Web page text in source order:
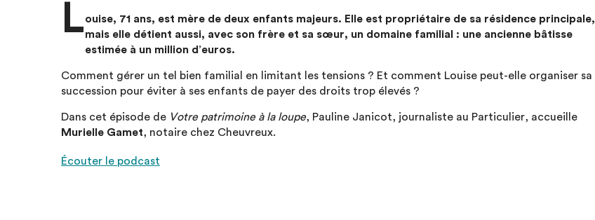
Louise, 71 ans, est mère de deux enfants majeurs. Elle est propriétaire de sa résidence principale,
mais elle détient aussi, avec son frère et sa sœur, un domaine familial : une ancienne bâtisse
estimée à un million d’euros.
Comment gérer un tel bien familial en limitant les tensions ? Et comment Louise peut-elle organiser sa
succession pour éviter à ses enfants de payer des droits trop élevés ?
Dans cet épisode de Votre patrimoine à la loupe, Pauline Janicot, journaliste au Particulier, accueille
Murielle Gamet, notaire chez Cheuvreux.
Écouter le podcast